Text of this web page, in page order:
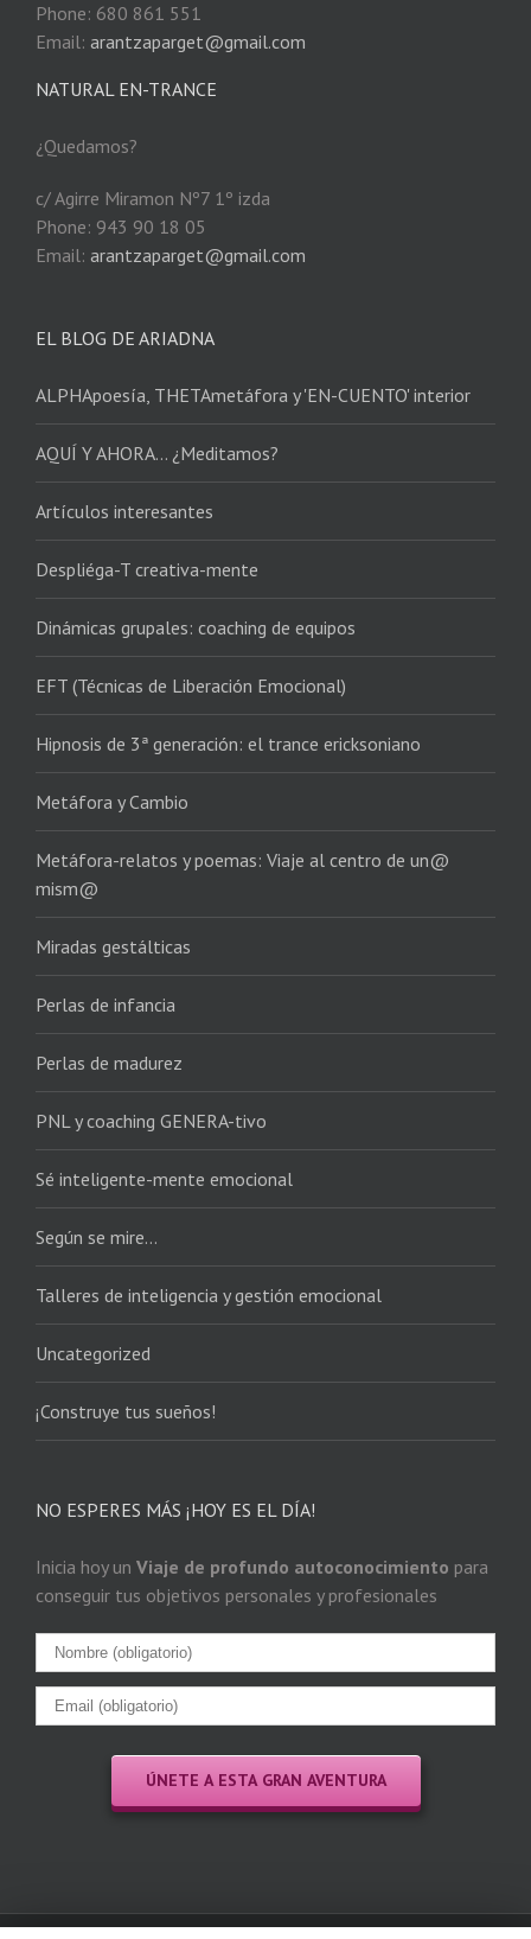
Phone: 680 861 551
Email: arantzaparget@gmail.com
NATURAL EN-TRANCE
¿Quedamos?
c/ Agirre Miramon Nº7 1º izda
Phone: 943 90 18 05
Email: arantzaparget@gmail.com
EL BLOG DE ARIADNA
ALPHApoesía, THETAmetáfora y 'EN-CUENTO' interior
AQUÍ Y AHORA… ¿Meditamos?
Artículos interesantes
Despliéga-T creativa-mente
Dinámicas grupales: coaching de equipos
EFT (Técnicas de Liberación Emocional)
Hipnosis de 3ª generación: el trance ericksoniano
Metáfora y Cambio
Metáfora-relatos y poemas: Viaje al centro de un@
mism@
Miradas gestálticas
Perlas de infancia
Perlas de madurez
PNL y coaching GENERA-tivo
Sé inteligente-mente emocional
Según se mire…
Talleres de inteligencia y gestión emocional
Uncategorized
¡Construye tus sueños!
NO ESPERES MÁS ¡HOY ES EL DÍA!
Inicia hoy un Viaje de profundo autoconocimiento para
conseguir tus objetivos personales y profesionales